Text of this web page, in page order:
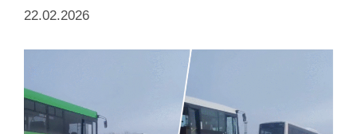
22.02.2026